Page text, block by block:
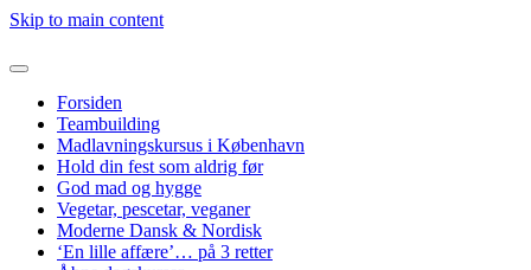
Skip to main content
Forsiden
Teambuilding
Madlavningskursus i København
Hold din fest som aldrig før
God mad og hygge
Vegetar, pescetar, veganer
Moderne Dansk & Nordisk
‘En lille affære’… på 3 retter